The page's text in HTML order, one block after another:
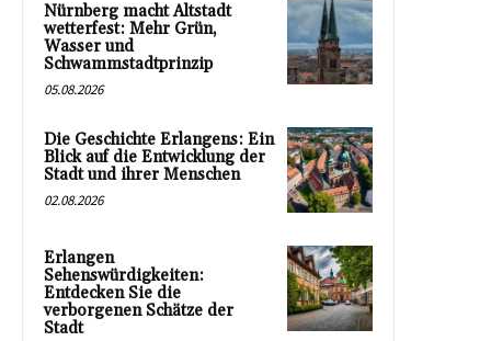
Nürnberg macht Altstadt
wetterfest: Mehr Grün,
Wasser und
Schwammstadtprinzip
05.08.2026
Die Geschichte Erlangens: Ein
Blick auf die Entwicklung der
Stadt und ihrer Menschen
02.08.2026
Erlangen
Sehenswürdigkeiten:
Entdecken Sie die
verborgenen Schätze der
Stadt